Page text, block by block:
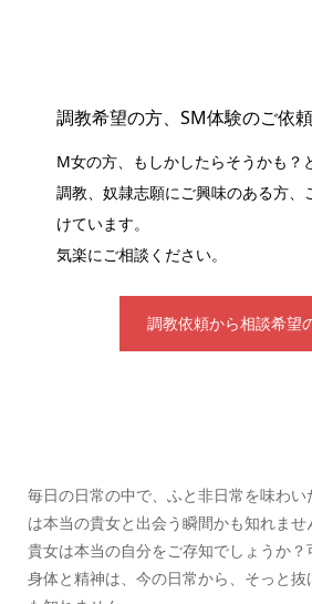
調教希望の方、SM体験のご依
M女の方、もしかしたらそうかも？
調教、奴隷志願にご興味のある方、
けています。
気楽にご相談ください。
調教依頼から相談希望
毎日の日常の中で、ふと非日常を味わ
は本当の貴女と出会う瞬間かも知れませ
貴女は本当の自分をご存知でしょうか
身体と精神は、今の日常から、そっと